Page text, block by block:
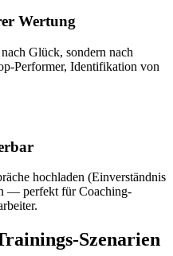
Wertung
Glück, sondern nach
Performer, Identifikation von
hochladen (Einverständnis
— perfekt für Coaching-
Szenarien